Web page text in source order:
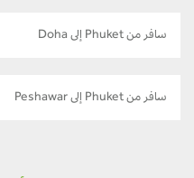
سافر من Phuket إلى Doha
سافر من Phuket إلى Peshawar